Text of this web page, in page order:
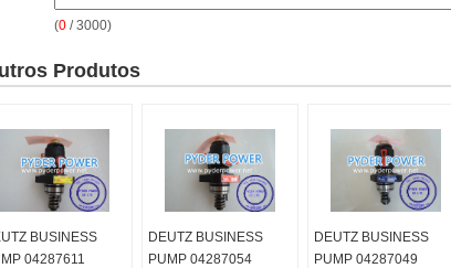
(0 / 3000)
Produtos
BUSINESS
04287611
DEUTZ BUSINESS
PUMP 04287054
DEUTZ BUSINESS
PUMP 04287049